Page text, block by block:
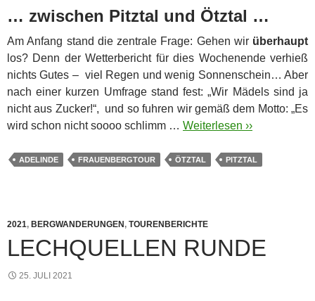
… zwischen Pitztal und Ötztal …
Am Anfang stand die zentrale Frage: Gehen wir überhaupt
los? Denn der Wetterbericht für dies Wochenende verhieß
nichts Gutes – viel Regen und wenig Sonnenschein… Aber
nach einer kurzen Umfrage stand fest: „Wir Mädels sind ja
nicht aus Zucker!“, und so fuhren wir gemäß dem Motto: „Es
wird schon nicht soooo schlimm … Weiterlesen ››
ADELINDE FRAUENBERGTOUR ÖTZTAL PITZTAL
2021, BERGWANDERUNGEN, TOURENBERICHTE
LECHQUELLEN RUNDE
25. JULI 2021